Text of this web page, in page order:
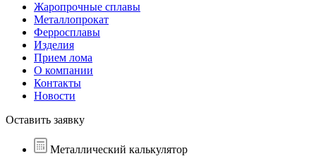
Жаропрочные сплавы
Металлопрокат
Ферросплавы
Изделия
Прием лома
О компании
Контакты
Новости
Оставить заявку
Металлический калькулятор